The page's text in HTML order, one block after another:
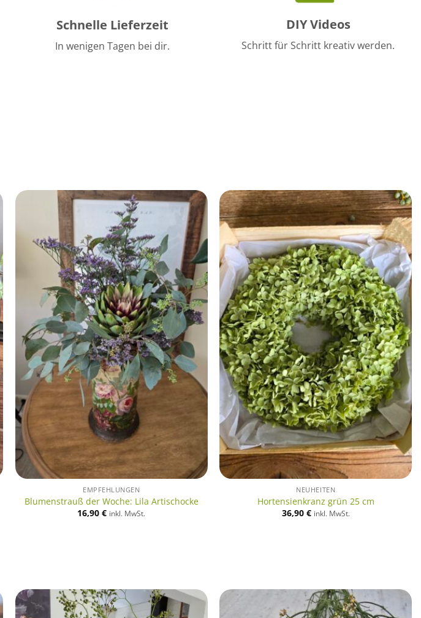
Schnelle Lieferzeit
In wenigen Tagen bei dir.
DIY Videos
Schritt für Schritt kreativ werden.
EMPFEHLUNGEN
Blumenstrauß der Woche: Lila Artischocke
16,90€ inkl. MwSt.
NEUHEITEN
Hortensienkranz grün 25 cm
36,90 € inkl. MwSt.